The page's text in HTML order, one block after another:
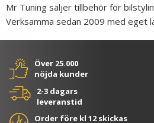
Mr Tuning säljer tillbehör för
Verksamma sedan 2009 med eget
Över 25.000
nöjda kunder
2-3 dagars
leveranstid
Order före kl 12 skickas